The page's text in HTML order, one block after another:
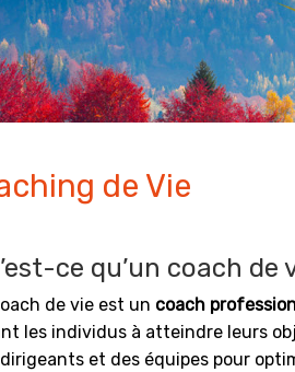
de Vie
ce qu’un coach de
de vie est un coach
les individus à atteindre leurs
et des équipes pour